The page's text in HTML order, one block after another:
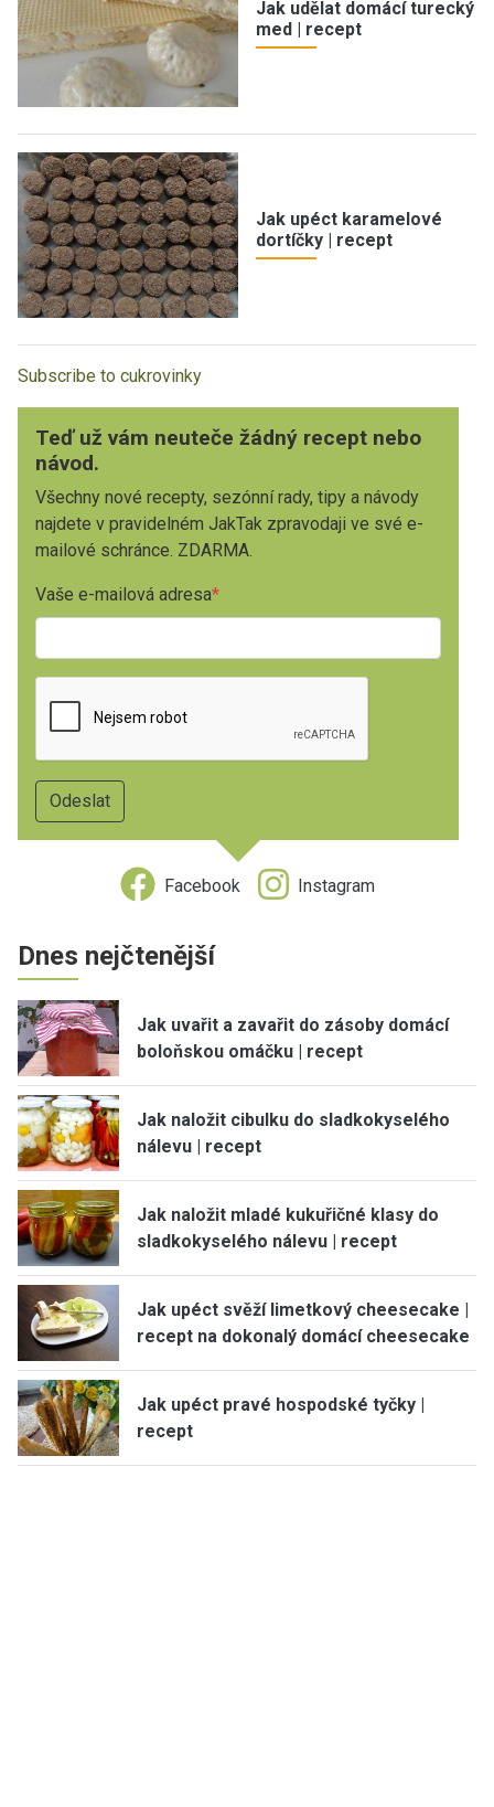
Jak udělat domácí turecký
med | recept
Jak upéct karamelové
dortíčky | recept
Subscribe to cukrovinky
Teď už vám neuteče žádný recept nebo
návod.
Všechny nové recepty, sezónní rady, tipy a návody
najdete v pravidelném JakTak zpravodaji ve své e-
mailové schránce. ZDARMA.
Vaše e-mailová adresa
Facebook Instagram
Dnes nejčtenější
Jak uvařit a zavařit do zásoby domácí
boloňskou omáčku | recept
Jak naložit cibulku do sladkokyselého
nálevu | recept
Jak naložit mladé kukuřičné klasy do
sladkokyselého nálevu | recept
Jak upéct svěží limetkový cheesecake |
recept na dokonalý domácí cheesecake
Jak upéct pravé hospodské tyčky |
recept